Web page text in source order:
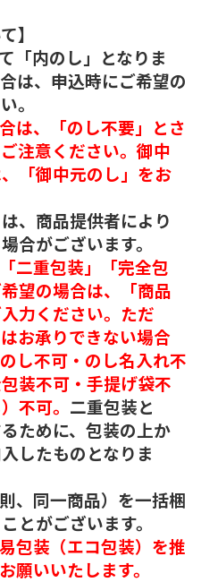
】
「内のし」となりま
は、申込時にご希望の
。
は、「のし不要」とさ
注意ください。御中
「御中元のし」をお
、商品提供者により
合がございます。
二重包装」「完全包
望の場合は、「商品
力ください。ただ
お承りできない場合
のし不可・のし名入れ不
装不可・手提げ袋不
不可。 二重包装と
ために、包装の上か
したものとなりま
、同一商品）を一括梱
とがございます。
包装（エコ包装）を推
願いいたします。